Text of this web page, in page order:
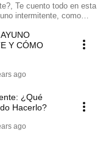
Te cuento todo en esta
intermitente, como
Y CÓMO
ago
¿Qué
Hacerlo?
ago